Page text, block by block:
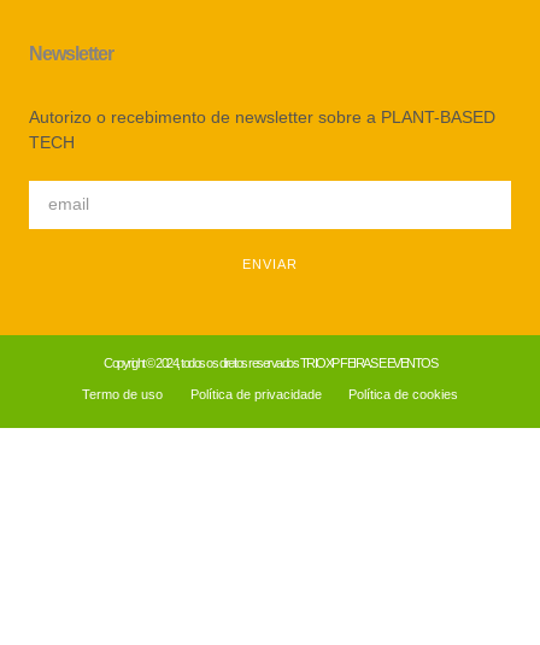
Newsletter
Autorizo o recebimento de newsletter sobre a PLANT-BASED
TECH
ENVIAR
Copyright © 2024, todos os direitos reservados TRIOXP FEIRAS E EVENTOS
Termo de uso Política de privacidade Política de cookies